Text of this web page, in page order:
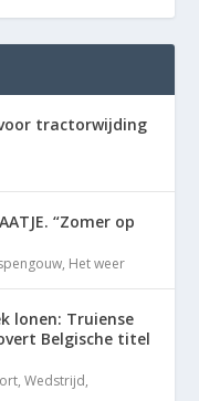
tractorwijding
“Zomer op
, Het weer
lonen: Truiense
Belgische titel
,Wedstrijd,